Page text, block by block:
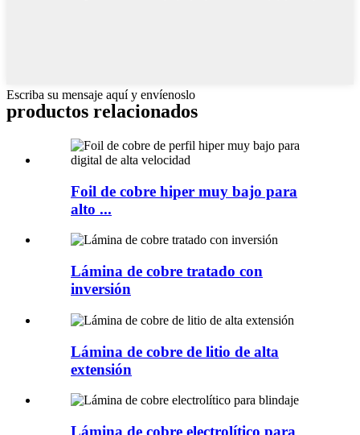
Escriba su mensaje aquí y envíenoslo
productos relacionados
Foil de cobre hiper muy bajo para
alto ...
Lámina de cobre tratado con
inversión
Lámina de cobre de litio de alta
extensión
Lámina de cobre electrolítico para